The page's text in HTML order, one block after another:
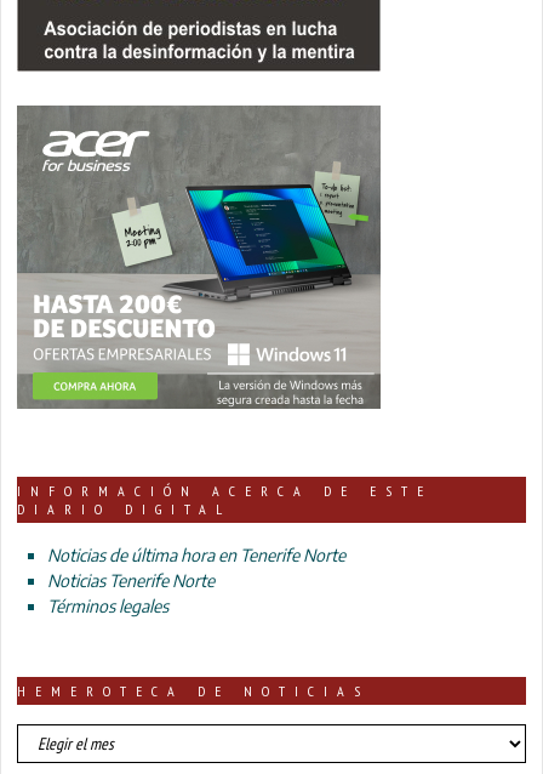
INFORMACIÓN ACERCA DE ESTE
DIARIO DIGITAL
Noticias de última hora en Tenerife Norte
Noticias Tenerife Norte
Términos legales
HEMEROTECA DE NOTICIAS
HEMEROTECA
DE